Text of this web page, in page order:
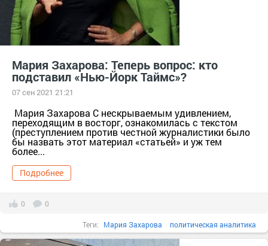
Мария Захарова: Теперь вопрос: кто
подставил «Нью-Йорк Таймс»?
07 сен 2021 21:21
Мария Захарова С нескрываемым удивлением,
переходящим в восторг, ознакомилась с текстом
(преступлением против честной журналистики было
бы назвать этот материал «статьей» и уж тем
более...
Подробнее
0 0
Теги: Мария Захарова политическая аналитика